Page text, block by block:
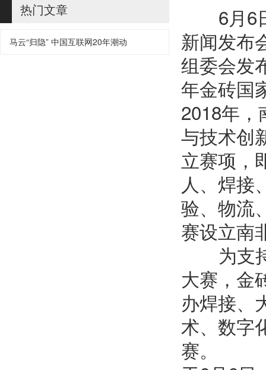
热门文章
马云“归隐” 中国互联网20年潮动
6月6
新闻发布
组委会发
年金砖国
2018年，
与技术创
立赛项，
人、焊接
验、物流
赛设立南
为支持
大赛，金
办焊接、
术、数字
赛。